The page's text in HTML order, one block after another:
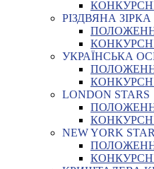
РІЗДВЯНА ЗІРКА
УКРАЇНСЬКА
LONDON STARS
NEW YORK